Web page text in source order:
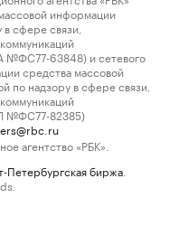
информации
сфере связи,
№ФС77-63848) и сетевого
средства массовой
по надзору в сфере связи,
№ФС77-82385)
агентство «РБК».
Петербургская биржа